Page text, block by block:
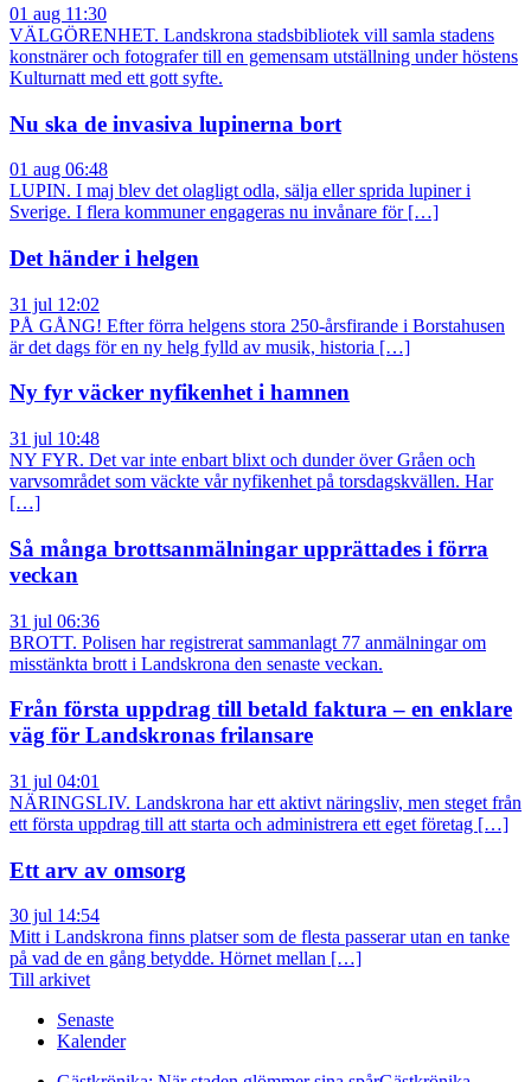
01 aug 11:30
VÄLGÖRENHET. Landskrona stadsbibliotek vill samla stadens
konstnärer och fotografer till en gemensam utställning under höstens
Kulturnatt med ett gott syfte.
Nu ska de invasiva lupinerna bort
01 aug 06:48
LUPIN. I maj blev det olagligt odla, sälja eller sprida lupiner i
Sverige. I flera kommuner engageras nu invånare för […]
Det händer i helgen
31 jul 12:02
PÅ GÅNG! Efter förra helgens stora 250-årsfirande i Borstahusen
är det dags för en ny helg fylld av musik, historia […]
Ny fyr väcker nyfikenhet i hamnen
31 jul 10:48
NY FYR. Det var inte enbart blixt och dunder över Gråen och
varvsområdet som väckte vår nyfikenhet på torsdagskvällen. Har
[…]
Så många brottsanmälningar upprättades i förra
veckan
31 jul 06:36
BROTT. Polisen har registrerat sammanlagt 77 anmälningar om
misstänkta brott i Landskrona den senaste veckan.
Från första uppdrag till betald faktura – en enklare
väg för Landskronas frilansare
31 jul 04:01
NÄRINGSLIV. Landskrona har ett aktivt näringsliv, men steget från
ett första uppdrag till att starta och administrera ett eget företag […]
Ett arv av omsorg
30 jul 14:54
Mitt i Landskrona finns platser som de flesta passerar utan en tanke
på vad de en gång betydde. Hörnet mellan […]
Till arkivet
Senaste
Kalender